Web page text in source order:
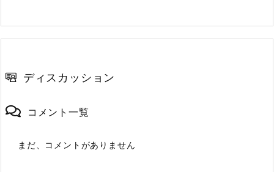
ディスカッション
コメント一覧
まだ、コメントがありません